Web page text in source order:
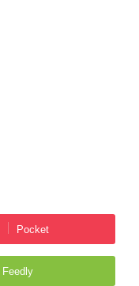
Pocket
Feedly